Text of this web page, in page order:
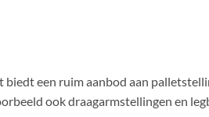
biedt een ruim aanbod aan
ook draagarmstellingen en